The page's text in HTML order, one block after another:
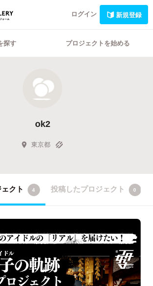
ログイン 新規登録
探す プロジェクトを始める
ok2
東京都
クト 4 投稿したプロジェクト 0